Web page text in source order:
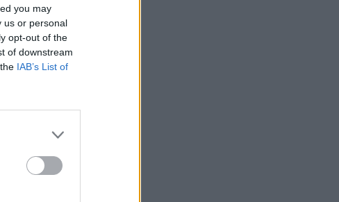
you may
us or personal
opt-out of the
of downstream
IAB’s List of